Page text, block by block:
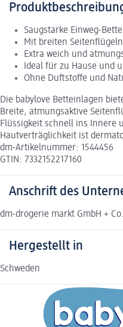
Saugstarke Einweg-
Mit breiten
Extra weich und
Ideal für zu Hause und
Ohne Duftstoffe und
Die babylove Betteinlagen
Breite, atmungsaktive
Flüssigkeit schnell ins Innere
Hautverträglichkeit ist
dm-Artikelnummer: 1544456
GTIN: 7332152217160
Anschrift des
dm-drogerie markt GmbH +
Hergestellt in
Schweden